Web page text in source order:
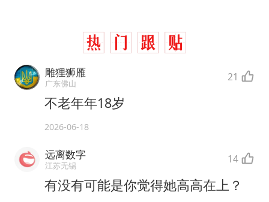
雕狸狮雁
广东佛山 21
不老年年18岁
2026-06-18
远离数字
江苏无锡 14
有没有可能是你觉得她高高在上？